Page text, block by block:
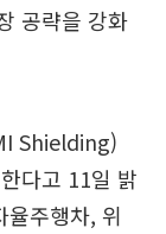
공략을 강화
Shielding)
다고 11일 밝
율주행차, 위